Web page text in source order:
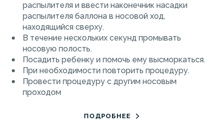
распылителя и ввести наконечник насадки
распылителя баллона в носовой ход,
находящийся сверху.
В течение нескольких секунд промывать
носовую полость.
Посадить ребенку и помочь ему высморкаться.
При необходимости повторить процедуру.
Провести процедуру с другим носовым
проходом
ПОДРОБНЕЕ